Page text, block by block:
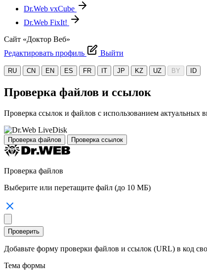
Dr.Web vxCube
Dr.Web FixIt!
Сайт «Доктор Веб»
Редактировать профиль
Выйти
RU CN EN ES FR IT JP KZ UZ BY ID
Проверка файлов и ссылок
Проверка ссылок и файлов с использованием актуальных
Проверка файлов Проверка ссылок
Проверка файлов
Выберите или перетащите файл (до 10 МБ)
Проверить
Добавьте форму проверки файлов и ссылок (URL) в код
Тема формы